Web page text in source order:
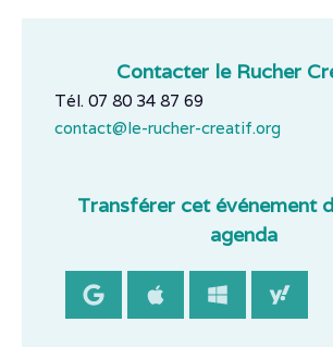
Contacter le Rucher
Tél. 07 80 34 87 69
contact@le-rucher-creatif.org
Transférer cet événement
agenda